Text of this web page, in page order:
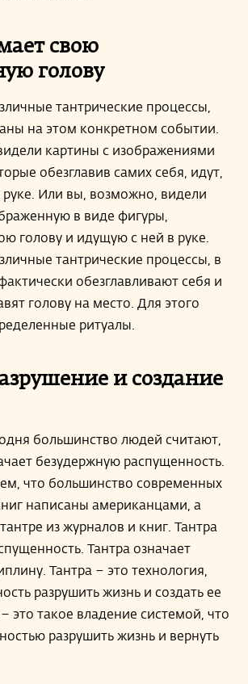
свою
голову
тантрические процессы,
на этом конкретном событии.
картины с изображениями
обезглавив самих себя, идут,
руке. Или вы, возможно, видели
в виде фигуры,
голову и идущую с ней в руке.
тантрические процессы, в
обезглавливают себя и
голову на место. Для этого
ритуалы.
и создание
большинство людей считают,
безудержную распущенность.
что большинство современных
написаны американцами, а
из журналов и книг. Тантра
Тантра означает
Тантра – это технология,
разрушить жизнь и создать ее
это такое владение системой, что
разрушить жизнь и вернуть